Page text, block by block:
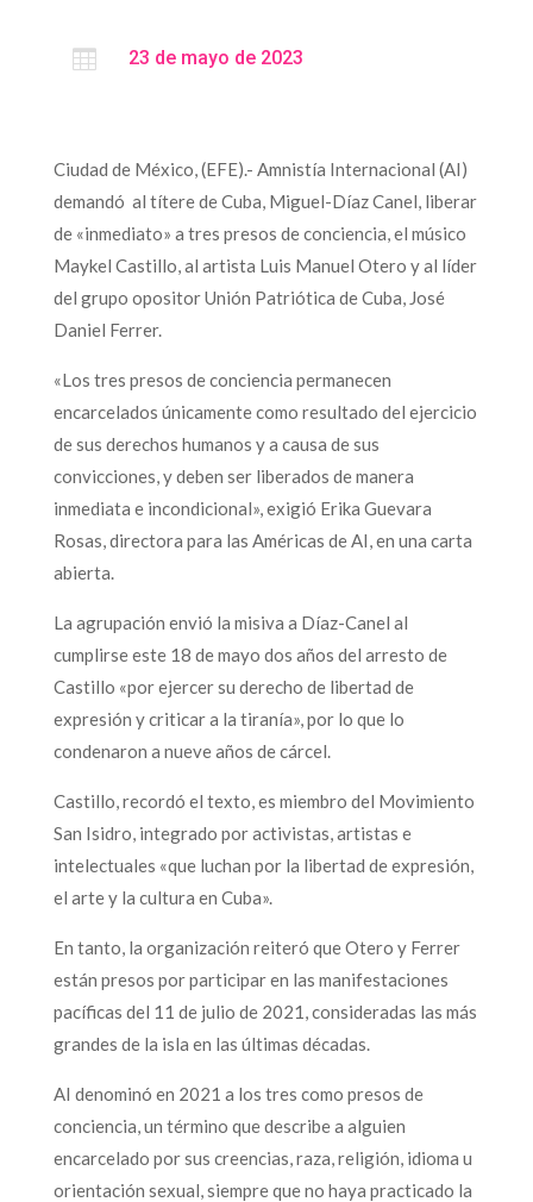
 23 de mayo de 2023
Ciudad de México, (EFE).- Amnistía Internacional (AI)
demandó al títere de Cuba, Miguel-Díaz Canel, liberar
de «inmediato» a tres presos de conciencia, el músico
Maykel Castillo, al artista Luis Manuel Otero y al líder
del grupo opositor Unión Patriótica de Cuba, José
Daniel Ferrer.
«Los tres presos de conciencia permanecen
encarcelados únicamente como resultado del ejercicio
de sus derechos humanos y a causa de sus
convicciones, y deben ser liberados de manera
inmediata e incondicional», exigió Erika Guevara
Rosas, directora para las Américas de AI, en una carta
abierta.
La agrupación envió la misiva a Díaz-Canel al
cumplirse este 18 de mayo dos años del arresto de
Castillo «por ejercer su derecho de libertad de
expresión y criticar a la tiranía», por lo que lo
condenaron a nueve años de cárcel.
Castillo, recordó el texto, es miembro del Movimiento
San Isidro, integrado por activistas, artistas e
intelectuales «que luchan por la libertad de expresión,
el arte y la cultura en Cuba».
En tanto, la organización reiteró que Otero y Ferrer
están presos por participar en las manifestaciones
pacíficas del 11 de julio de 2021, consideradas las más
grandes de la isla en las últimas décadas.
AI denominó en 2021 a los tres como presos de
conciencia, un término que describe a alguien
encarcelado por sus creencias, raza, religión, idioma u
orientación sexual, siempre que no haya practicado la